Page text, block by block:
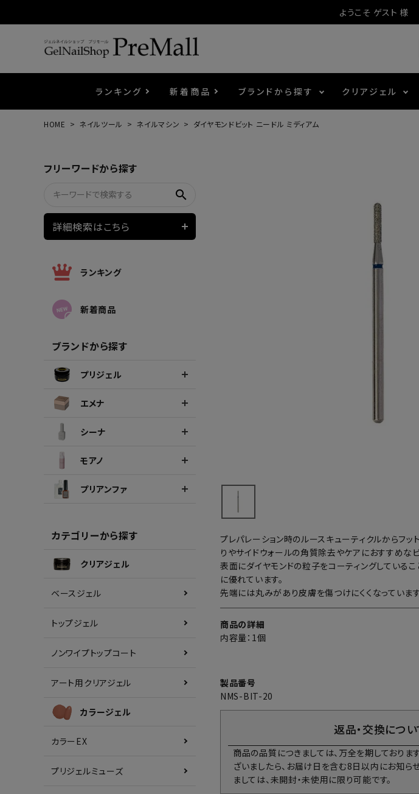
ようこそ ゲスト 様
ランキング 新着商品 ブランドから探す クリアジェル
ウェービージェル
ネイルマシン
HOME ネイルツール ネイルマシン ダイヤモンドビット ニードル ミディアム
フリーワードから探す
search
詳細検索はこちら
ランキング
新着商品
ブランドから探す
プリジェル
エメナ
シーナ
モアノ
プリアンファ
カテゴリーから探す
クリアジェル
ベースジェル
トップジェル
ノンワイプトップコート
アート用クリアジェル
カラージェル
カラーEX
プリジェルミューズ
プレパレーション時のルースキューティクルからフッ
りやサイドウォールの角質除去やケアにおすすめなビ
表面にダイヤモンドの粒子をコーティングしている
に優れています。
先端には丸みがあり皮膚を傷つけにくくなっています
商品の詳細
内容量：1個
製品番号
NMS-BIT-20
返品・交換につい
商品の品質につきましては、万全を期しておりま
ざいましたら、お届け日を含む8日以内にお知ら
ましては、未開封・未使用に限り可能です。